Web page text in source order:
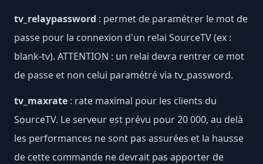
tv_relaypassword : permet de paramétrer le mot de
passe pour la connexion d'un relai SourceTV (ex :
blank-tv). ATTENTION : un relai devra rentrer ce mot
de passe et non celui paramétré via tv_password.
tv_maxrate : rate maximal pour les clients du
SourceTV. Le serveur est prévu pour 20 000, au delà
les performances ne sont pas assurées et la hausse
de cette commande ne devrait pas apporter de